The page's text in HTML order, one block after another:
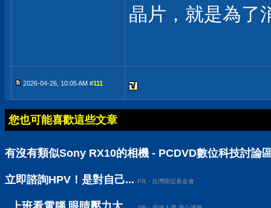
晶片，就是為了
2026-04-26, 10:05 AM #111
您也可能喜歡這些文章
有沒有類似Sony RX10的相機 - PCDVD數位科技討論
立即諮詢HPV！是對自己... PR・台灣癌症基金會